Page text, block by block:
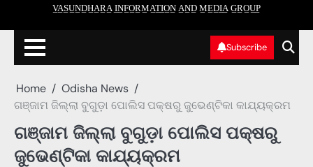
V̲A̲S̲U̲N̲D̲H̲A̲R̲A̲ I̲N̲F̲O̲R̲M̲A̲T̲I̲O̲N̲ A̲N̲D̲ M̲E̲D̲I̲A̲ G̲R̲O̲U̲P̲
Subscribe
Home
Odisha News
ଗଞ୍ଜାମ ଜିଲ୍ଲା ବୁଗୁଡ଼ା ପୋଲିସ ପକ୍ଷରୁ ଜୁଭେଣ୍ଟିକା କାଯ୍ୟକ୍ରମ
ଗଞ୍ଜାମ ଜିଲ୍ଲା ବୁଗୁଡ଼ା ପୋଲିସ ପକ୍ଷରୁ
ଜୁଭେଣ୍ଟିକା କାଯ୍ୟକ୍ରମ